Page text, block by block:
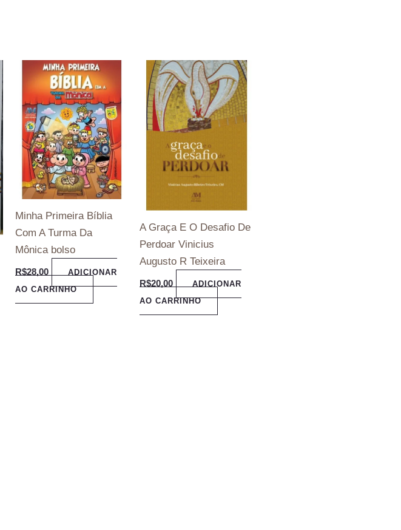
Minha Primeira Bíblia
Com A Turma Da
Mônica bolso
R$28,00
ADICIONAR
AO CARRINHO
A Graça E O Desafio De
Perdoar Vinicius
Augusto R Teixeira
R$20,00
ADICIONAR
AO CARRINHO